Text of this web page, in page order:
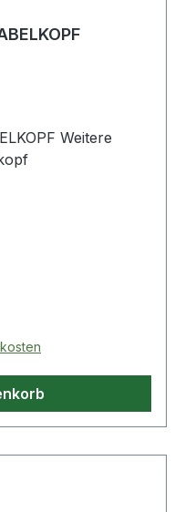
Weitere
Gabelkopf